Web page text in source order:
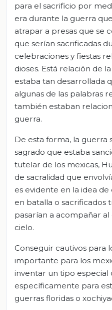
para el sacrificio por
era durante la guerra
atrapar a presas que se
que serían sacrificadas
celebraciones y fiestas
dioses. Está relación de
estaba tan desarrollada
algunas de las palabras
también estaban
guerra.
De esta forma, la guerra
sagrado que estaba
tutelar de los mexicas,
de sacralidad que
es evidente en la idea
en batalla o sacrificados
pasarían a acompañar
cielo.
Conseguir cautivos para
importante para los
inventar un tipo
específicamente para
guerras floridas o